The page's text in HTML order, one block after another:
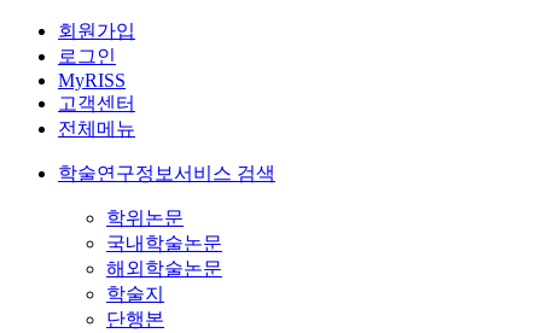
회원가입
로그인
MyRISS
고객센터
전체메뉴
학술연구정보서비스 검색
학위논문
국내학술논문
해외학술논문
학술지
단행본